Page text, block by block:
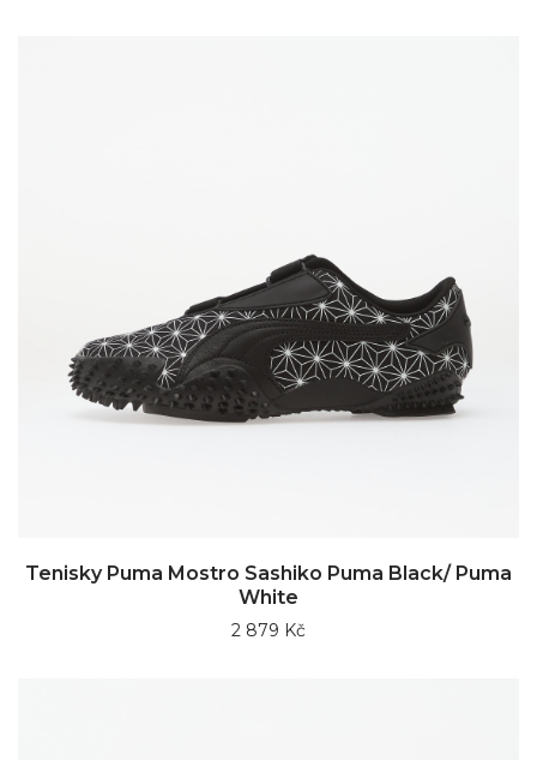
Tenisky Puma Mostro Sashiko Puma Black/ Puma
White
2 879 Kč